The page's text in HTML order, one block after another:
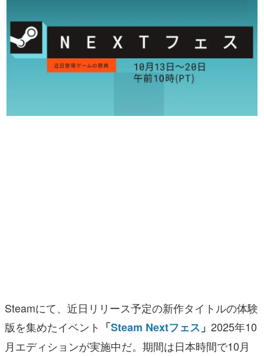
カテゴリ
Steamにて、近日リリース予定の新作タイトルの体験
版を集めたイベント 「Steam Nextフェス 」 2025年10
月エディションが実施中だ。期間は日本時間で10月